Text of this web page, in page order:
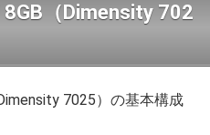
（Dimensity 702
7025）の基本構成